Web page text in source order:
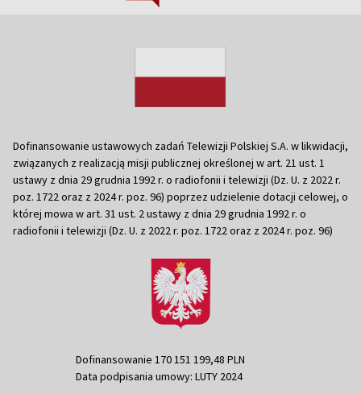
Dofinansowanie ustawowych zadań Telewizji Polskiej S.A. w likwidacji,
związanych z realizacją misji publicznej określonej w art. 21 ust. 1
ustawy z dnia 29 grudnia 1992 r. o radiofonii i telewizji (Dz. U. z 2022 r.
poz. 1722 oraz z 2024 r. poz. 96) poprzez udzielenie dotacji celowej, o
której mowa w art. 31 ust. 2 ustawy z dnia 29 grudnia 1992 r. o
radiofonii i telewizji (Dz. U. z 2022 r. poz. 1722 oraz z 2024 r. poz. 96)
Dofinansowanie 170 151 199,48 PLN
Data podpisania umowy: LUTY 2024